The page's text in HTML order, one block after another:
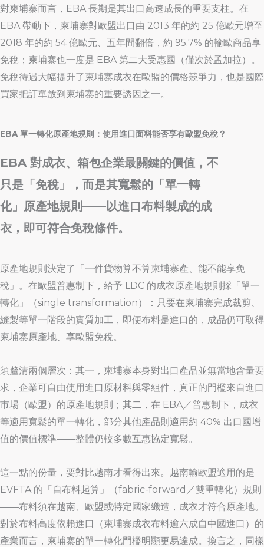
對柬埔寨而言，EBA 長期是其出口高速成長的重要支柱。在
EBA 帶動下，柬埔寨對歐盟出口由 2013 年的約 25 億歐元增至
2018 年的約 54 億歐元、五年間翻倍，約 95.7% 的輸歐商品享
免稅；柬埔寨也一度是 EBA 第二大受惠國（僅次於孟加拉）。
免稅待遇大幅提升了柬埔寨成衣在歐盟的價格競爭力，也是國際
買家把訂單放到柬埔寨的重要誘因之一。
EBA 單一轉化原產地規則：使用進口面料能否享有歐盟免稅？
EBA 對成衣、箱包企業最關鍵的價值，不
只是「免稅」，而是其寬鬆的「單一轉
化」原產地規則——以進口布料製成的成
衣，即可符合免稅條件。
原產地規則決定了「一件貨物算不算柬埔寨產、能不能享免
稅」。在歐盟普惠制下，給予 LDC 的成衣原產地規則採「單一
轉化」（single transformation）：只要在柬埔寨完成裁剪、
縫製等單一階段的實質加工，即便布料是進口的，成品仍可取得
柬埔寨原產地、享歐盟免稅。
須釐清兩個層次：其一，柬埔寨本身對出口產品並無當地含量要
求，企業可自由使用進口原材料與零組件，真正的門檻來自進口
市場（歐盟）的原產地規則；其二，在 EBA／普惠制下，成衣
等適用寬鬆的單一轉化，部分其他產品則適用約 40% 出口國增
值的價值標準——整體仍較多數互惠協定寬鬆。
這一點的份量，要對比越南才看得出來。越南輸歐盟適用的是
EVFTA 的「自布料起算」（fabric-forward／雙重轉化）規則
——布料須在越南、歐盟或特定國家織造，成衣才符合原產地。
對於布料高度依賴進口（柬埔寨成衣布料逾六成自中國進口）的
產業而言，柬埔寨的單一轉化門檻明顯更易達成。換言之，同樣